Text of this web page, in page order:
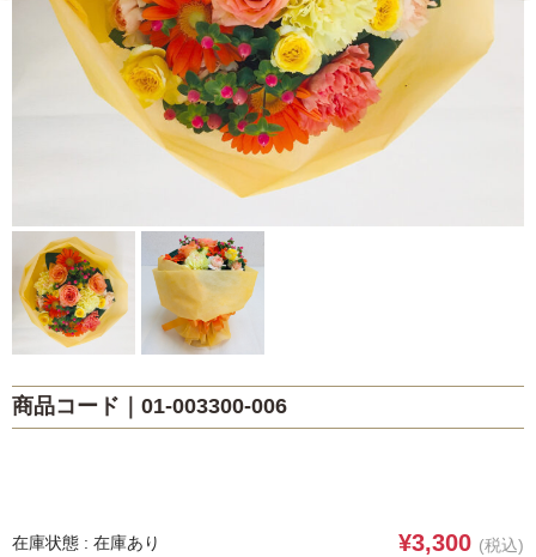
お悔やみ・お供え
自宅用
イエロー・オレンジ
ブルー・パープル
ミックス・その他
商品コード｜01-003300-006
在庫状態 : 在庫あり ¥3,300 (税込)